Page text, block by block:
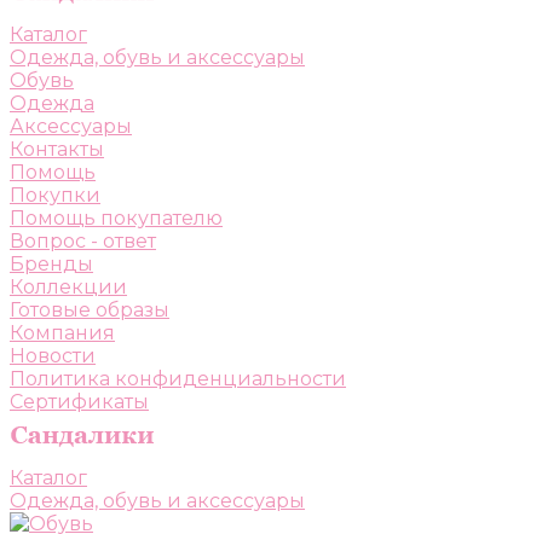
Каталог
Одежда, обувь и аксессуары
Обувь
Одежда
Аксессуары
Контакты
Помощь
Покупки
Помощь покупателю
Вопрос - ответ
Бренды
Коллекции
Готовые образы
Компания
Новости
Политика конфиденциальности
Сертификаты
Каталог
Одежда, обувь и аксессуары